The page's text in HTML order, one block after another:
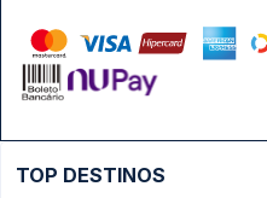
TOP DESTINOS